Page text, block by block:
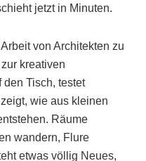
jetzt in Minuten.
von Architekten zu
kreativen
den Tisch, testet
wie aus kleinen
Räume
wandern, Flure
etwas völlig Neues,